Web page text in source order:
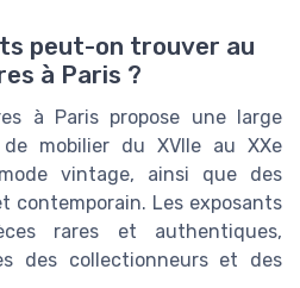
peut-on trouver au
à Paris ?
à Paris propose une large
de mobilier du XVIIe au XXe
vintage, ainsi que des
contemporain. Les exposants
rares et authentiques,
des collectionneurs et des